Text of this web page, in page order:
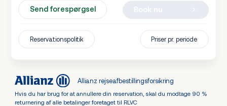
Send forespørgsel
Reservationspolitik Priser pr. periode
Allianz rejseafbestillingsforsikring
Hvis du har brug for at annullere din reservation, skal du modtage 90 %
returnering af alle betalinger foretaget til RLVC